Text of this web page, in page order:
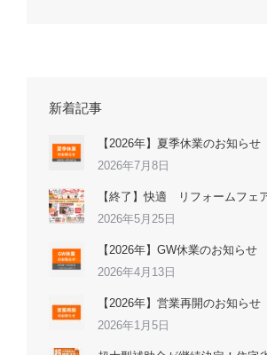
新着記事
【2026年】夏季休業のお知らせ
2026年7月8日
【終了】快適 リフォームフェ
2026年5月25日
【2026年】GW休業のお知らせ
2026年4月13日
【2026年】営業再開のお知らせ
2026年1月5日